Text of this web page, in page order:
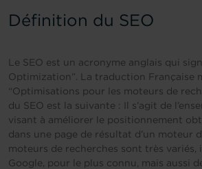
Définition du SEO
Le SEO est un acronyme anglais qui
Optimization”. La traduction Française
“Optimisations pour les moteurs de
du SEO est la suivante : Il s’agit de
visant à améliorer le positionnement
dans une page de résultat d’un moteur
moteurs de recherches sont très variés,
Google, pour le plus connu, mais aussi